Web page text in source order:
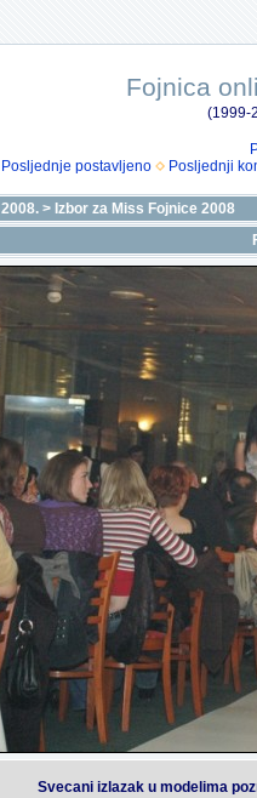
Fojnica
(1999-
Posljednje postavljeno Posljednji
2008. > Izbor za Miss Fojnice 2008
Svecani izlazak u modelima